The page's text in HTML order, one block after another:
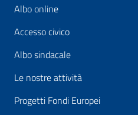
Albo online
Accesso civico
Albo sindacale
Le nostre attività
Progetti Fondi Europei